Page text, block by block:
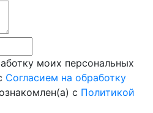
моих персональных
Согласием на обработку
с Политикой